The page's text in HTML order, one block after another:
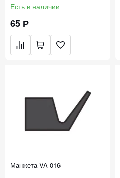
Есть в наличии
65 Р
Манжета VA 016